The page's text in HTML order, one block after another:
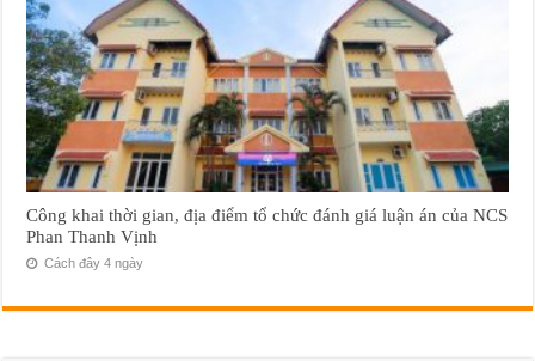
Công khai thời gian, địa điểm tổ chức đánh giá luận án của NCS
Phan Thanh Vịnh
Cách đây 4 ngày